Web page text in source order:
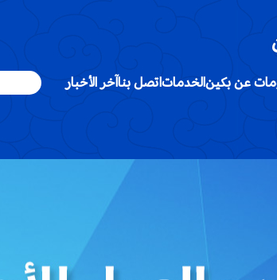
عن بكينالخدماتاتصل بناآخر الأخبار